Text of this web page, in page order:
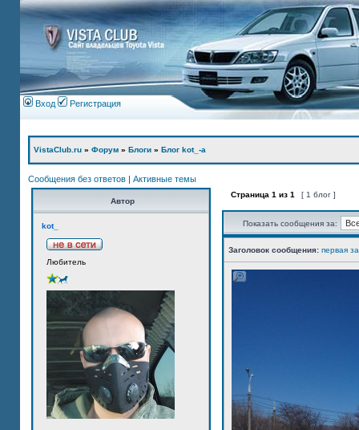
Вход Регистрация
VistaClub.ru » Форум » Блоги » Блог kot_-а
Сообщения без ответов | Активные темы
Автор
kot_
Любитель
Страница 1 из 1 [ 1 блог ]
Показать сообщения за:
Заголовок сообщения: первая